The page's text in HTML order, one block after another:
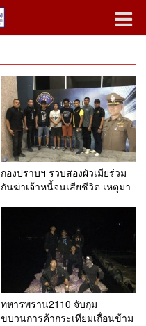
กอง​ปราบ​ฯ​ รวบสองผัวเมียร่วม
กันฆ่าเจ้าหนี้จนเสียชีวิต เหตุมา
ทหารพราน2110 จับกุม
ขบวนการค้ากระเทียมเถื่อนข้าม